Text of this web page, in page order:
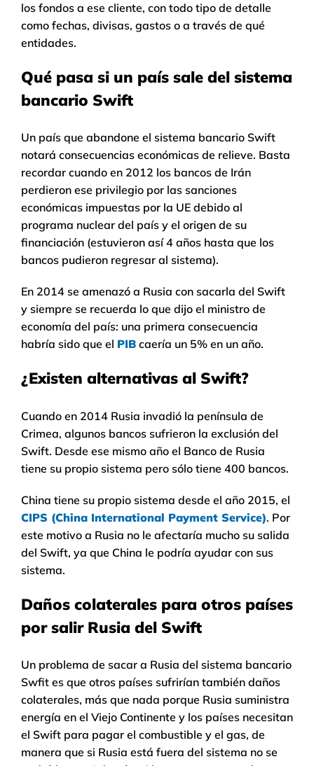
los fondos a ese cliente, con todo tipo de detalle
como fechas, divisas, gastos o a través de qué
entidades.
Qué pasa si un país sale del sistema
bancario Swift
Un país que abandone el sistema bancario Swift
notará consecuencias económicas de relieve. Basta
recordar cuando en 2012 los bancos de Irán
perdieron ese privilegio por las sanciones
económicas impuestas por la UE debido al
programa nuclear del país y el origen de su
financiación (estuvieron así 4 años hasta que los
bancos pudieron regresar al sistema).
En 2014 se amenazó a Rusia con sacarla del Swift
y siempre se recuerda lo que dijo el ministro de
economía del país: una primera consecuencia
habría sido que el PIB caería un 5% en un año.
¿Existen alternativas al Swift?
Cuando en 2014 Rusia invadió la península de
Crimea, algunos bancos sufrieron la exclusión del
Swift. Desde ese mismo año el Banco de Rusia
tiene su propio sistema pero sólo tiene 400 bancos.
China tiene su propio sistema desde el año 2015, el
CIPS (China International Payment Service). Por
este motivo a Rusia no le afectaría mucho su salida
del Swift, ya que China le podría ayudar con sus
sistema.
Daños colaterales para otros países
por salir Rusia del Swift
Un problema de sacar a Rusia del sistema bancario
Swfit es que otros países sufrirían también daños
colaterales, más que nada porque Rusia suministra
energía en el Viejo Continente y los países necesitan
el Swift para pagar el combustible y el gas, de
manera que si Rusia está fuera del sistema no se